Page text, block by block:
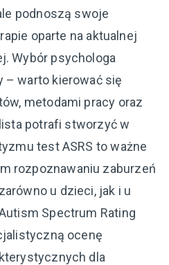
podnoszą swoje
oparte na aktualnej
Wybór psychologa
– warto kierować się
metodami pracy oraz
potrafi stworzyć w
test ASRS to ważne
rozpoznawaniu zaburzeń
u dzieci, jak i u
Spectrum Rating
ocenę
dla